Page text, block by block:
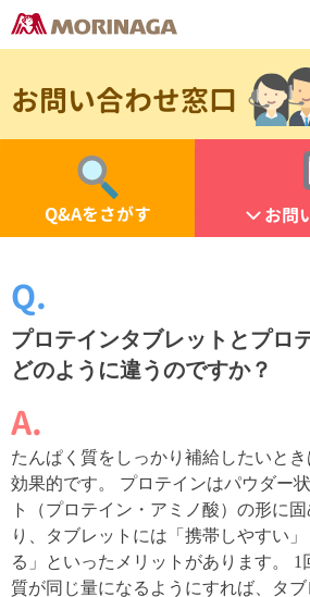
お問い合わせ窓口
Q&Aをさがす お問
プロテインタブレットとプロ
どのように違うのですか？
たんぱく質をしっかり補給したいと
効果的です。 プロテインはパウダー
ト（プロテイン・アミノ酸）の形に
り、タブレットには「携帯しやすい
る」といったメリットがあります。 1
質が同じ量になるようにすれば、タ